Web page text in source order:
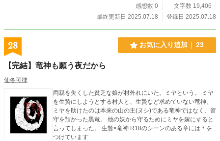
感想数 0
文字数 19,406
最終更新日 2025.07.18
登録日 2025.07.18
28 お気に入り追加 23
【完結】竜神も願う夜だから
仙冬可律
両親を失くした貧乏な娘が村外れにいた。ミヤという。 ミヤ
を生贄にしようとする村人と、生贄など求めていない竜神。
ミヤを助けたのは本来の山の主(ヌシ)である竜神ではなく、留
守を預かった黒竜。 他の妖から守るためにミヤを嫁にすると
言ってしまった。 生贄×竜神 R18のシーンのある章には＊を
つけています